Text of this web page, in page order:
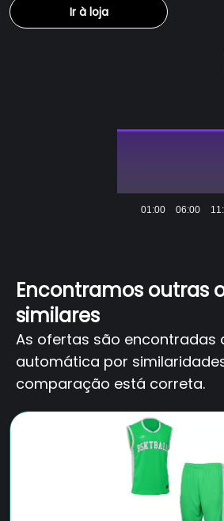
Ir à loja
01:00 06:00
Encontramos outras
similares
As ofertas são encontradas
automática por
comparação está correta.